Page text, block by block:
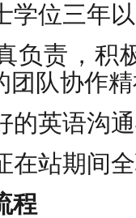
学位三年
负责，积
团队协作
的英语沟
在站期间
程